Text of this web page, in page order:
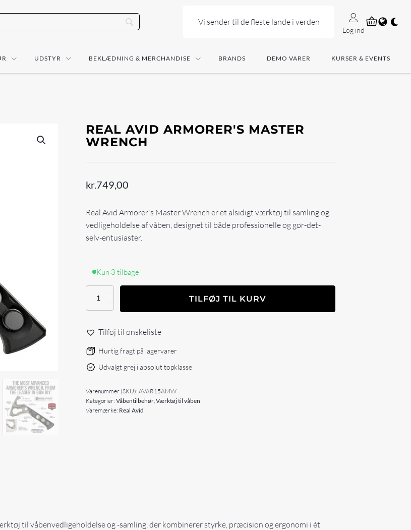
Vi sender til de fleste lande i verden
Log ind
UDSTYR BEKLÆDNING & MERCHANDISE BRANDS DEMO VARER KURSER & EVENTS
REAL AVID ARMORER'S MASTER
WRENCH
kr.749,00
Real Avid Armorer's Master Wrench er et alsidigt værktøj til samling og
vedligeholdelse af våben, designet til både professionelle og gør-det-
selv-entusiaster.
Kun 3 tilbage
Armorer's
Wrench
TILFØJ TIL KURV
Tilføj til ønskeliste
Hurtig fragt på lagervarer
Udvalgt grej i absolut topklasse
Varenummer (SKU):AVAR15AMW
Kategorier:Våbentilbehør,Værktøj til våben
Varemærke: Real Avid
til våbenvedligeholdelse og -samling, der kombinerer styrke, præcision og ergonomi i ét